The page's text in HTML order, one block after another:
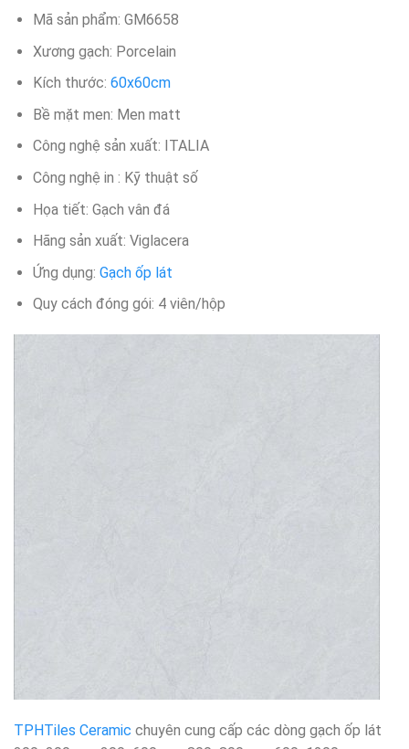
Mã sản phẩm: GM6658
Xương gạch: Porcelain
Kích thước: 60x60cm
Bề mặt men: Men matt
Công nghệ sản xuất: ITALIA
Công nghệ in : Kỹ thuật số
Họa tiết: Gạch vân đá
Hãng sản xuất: Viglacera
Ứng dụng: Gạch ốp lát
Quy cách đóng gói: 4 viên/hộp​
TPHTiles Ceramic chuyên cung cấp các dòng gạch ốp lát